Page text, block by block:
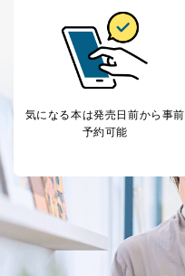
気になる本は発売日前から事前
予約可能